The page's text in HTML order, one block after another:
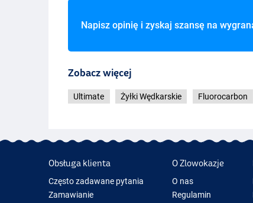
Napisz opinię i zyskaj szansę na
Zobacz więcej
Ultimate Żyłki Wędkarskie Fluorocarbon
Obsługa klienta
Często zadawane pytania
Zamawianie
O Zlowokazje
O nas
Regulamin